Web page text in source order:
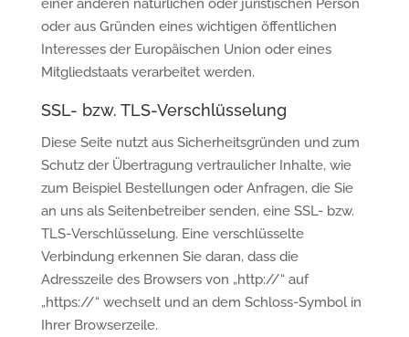
einer anderen natürlichen oder juristischen Person
oder aus Gründen eines wichtigen öffentlichen
Interesses der Europäischen Union oder eines
Mitgliedstaats verarbeitet werden.
SSL- bzw. TLS-Verschlüsselung
Diese Seite nutzt aus Sicherheitsgründen und zum
Schutz der Übertragung vertraulicher Inhalte, wie
zum Beispiel Bestellungen oder Anfragen, die Sie
an uns als Seitenbetreiber senden, eine SSL- bzw.
TLS-Verschlüsselung. Eine verschlüsselte
Verbindung erkennen Sie daran, dass die
Adresszeile des Browsers von „http://“ auf
„https://“ wechselt und an dem Schloss-Symbol in
Ihrer Browserzeile.